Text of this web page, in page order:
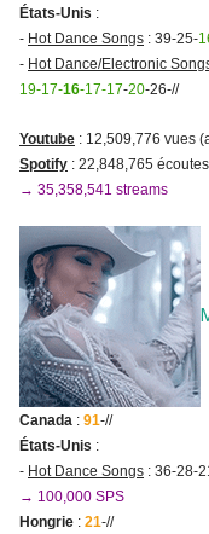
États-Unis :
- Hot Dance Songs : 39-25-
- Hot Dance/Electronic
19-17-16-17-17-20-26-//
Youtube : 12,509,776 vues
Spotify : 22,848,765 écoutes
→ 35,358,541 streams
Canada : 91-//
États-Unis :
- Hot Dance Songs : 36-28-
→ 100,000 SPS
Hongrie : 21-//